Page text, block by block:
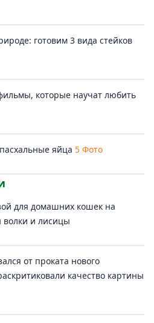
готовим 3 вида стейков
которые научат любить
яйца 5 Фото
для домашних кошек на
волки и лисицы
от проката нового
качество картины